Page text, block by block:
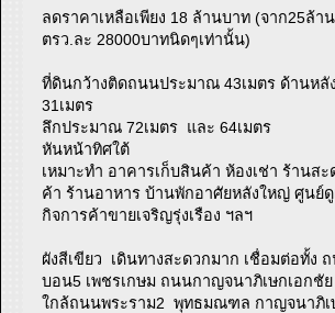
ลดราคาเหลือเพียง 18 ล้านบาท (จาก25ล้า
ตรว.ละ 28000บาทนิดๆเท่านั้น)
ที่ดินกว้างติดถนนประมาณ 43เมตร ด้านหลั
31เมตร
ลึกประมาณ 72เมตร และ 64เมตร
หันหน้าทิศใต้
เหมาะทำ อาคารเก็บสินค้า ห้องเช่า ร้านส
ค้า ร้านอาหาร บ้านพักอาศัยหลังใหญ่ ศูนย์ดู
กิจการค้าขายเจริญรุ่งเรือง ฯลฯ
ผังสีเขียว เดินทางสะดวกมาก เชื่อมต่อทั้ง
บอน5 เพชรเกษม ถนนกาญจนาภิเษกเอกชัย
ใกล้ถนนพระราม2 พุทธมณฑล กาญจนาภิเ